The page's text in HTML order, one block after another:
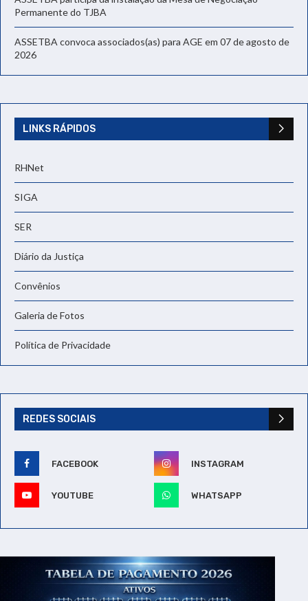
Permanente do TJBA
ASSETBA convoca associados(as) para AGE em 07 de agosto de
2026
LINKS RÁPIDOS
RHNet
SIGA
SER
Diário da Justiça
Convênios
Galeria de Fotos
Política de Privacidade
REDES SOCIAIS
FACEBOOK INSTAGRAM
YOUTUBE WHATSAPP